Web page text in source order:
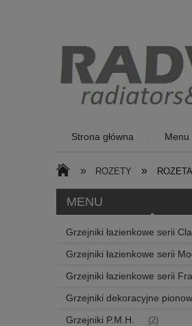
Strona główna Menu
» ROZETY »
MENU
Grzejniki łazienkowe serii
Grzejniki łazienkowe serii
Grzejniki łazienkowe serii
Grzejniki dekoracyjne
Grzejniki P.M.H. (2)